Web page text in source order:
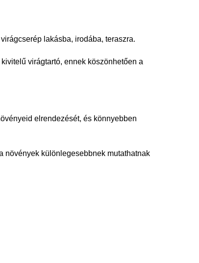
lakásba, irodába, teraszra.
virágtartó, ennek köszönhetően a
elrendezését, és könnyebben
növények különlegesebbnek mutathatnak